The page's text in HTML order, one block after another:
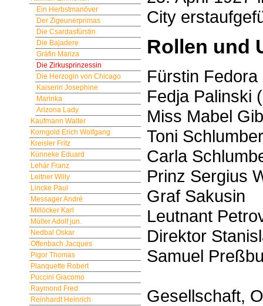
Ein Herbstmanöver
Der Zigeunerprimas
Die Csardasfürstin
Die Bajadere
Gräfin Mariza
Die Zirkusprinzessin
Die Herzogin von Chicago
Kaiserin Josephine
Marinka
Arizona Lady
Kaufmann Walter
Korngold Erich Wolfgang
Kreisler Fritz
Künneke Eduard
Lehár Franz
Leitner Willy
Lincke Paul
Messager André
Millöcker Karl
Müller Adolf jun.
Nedbal Oskar
Offenbach Jacques
Pigor Thomas
Planquette Robert
Puccini Giacomo
Raymond Fred
Reinhardt Heinrich
City
Rollen und
Fürstin
Fedja Palinski
Miss Mabel
Toni
Carla
Prinz Sergius
Graf Sakusin
Leutnant
Direktor
Samuel
Gesellschaft,